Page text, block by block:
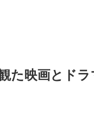
た映画とドラ